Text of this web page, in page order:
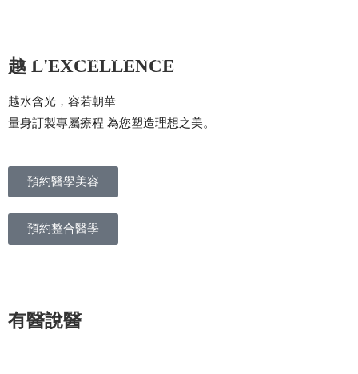
越 L'EXCELLENCE
越水含光，容若朝華
量身訂製專屬療程 為您塑造理想之美。
預約醫學美容
預約整合醫學
有醫說醫